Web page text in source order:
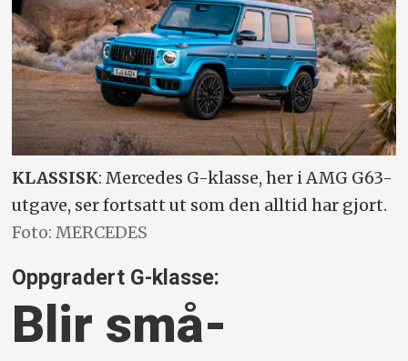
KLASSISK: Mercedes G-klasse, her i AMG G63-
utgave, ser fortsatt ut som den alltid har gjort.
Foto: MERCEDES
Oppgradert G-klasse:
Blir små­